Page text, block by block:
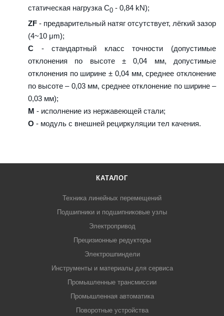
статическая нагрузка С0 - 0,84 kN);
ZF - предварительный натяг отсутствует, лёгкий зазор
(4~10 μm);
C - стандартный класс точности (допустимые
отклонения по высоте ± 0,04 мм, допустимые
отклонения по ширине ± 0,04 мм, среднее отклонение
по высоте – 0,03 мм, среднее отклонение по ширине –
0,03 мм);
M - исполнение из нержавеющей стали;
O - модуль с внешней рециркуляции тел качения.
КАТАЛОГ
Техника линейных перемещений
Подшипники и подшипниковые узлы
Электропривод
Прецизионные редукторы
Электрошпиндели
Инструменты и материалы для сервиса
Промышленные трансмиссии
Промышленная автоматика
Поворотные устройства